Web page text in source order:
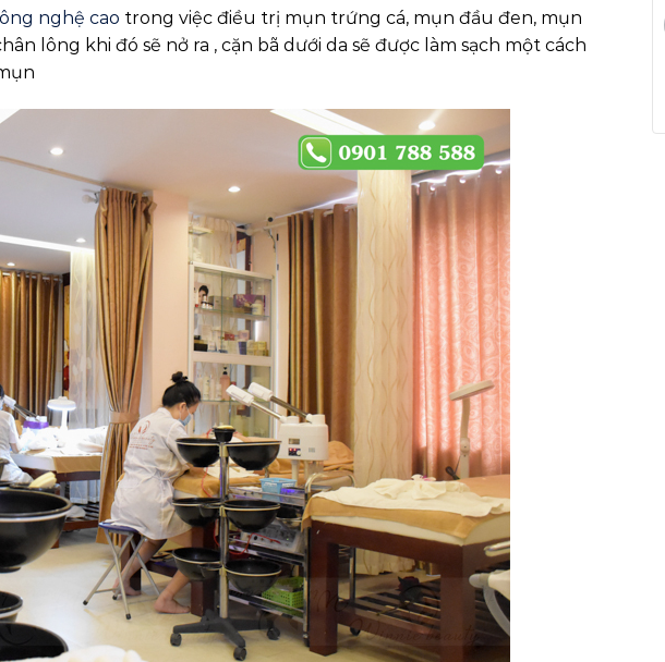
nghệ cao trong việc điều trị mụn trứng cá, mụn đầu đen, mụn
lông khi đó sẽ nở ra , cặn bã dưới da sẽ được làm sạch một cách